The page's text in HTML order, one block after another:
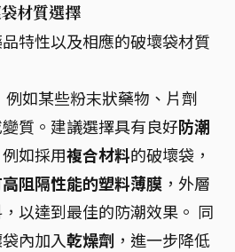
材質選擇
特性以及相應的破壞袋材質
例如某些粉末狀藥物、片劑
質。建議選擇具有良好防潮
如採用複合材料的破壞袋，
阻隔性能的塑料薄膜 ，外層
以達到最佳的防潮效果。 同
內加入乾燥劑 ，進一步降低